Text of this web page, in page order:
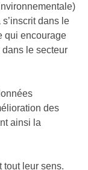
dans le
qui encourage
le secteur
des
ainsi la
tout leur sens.